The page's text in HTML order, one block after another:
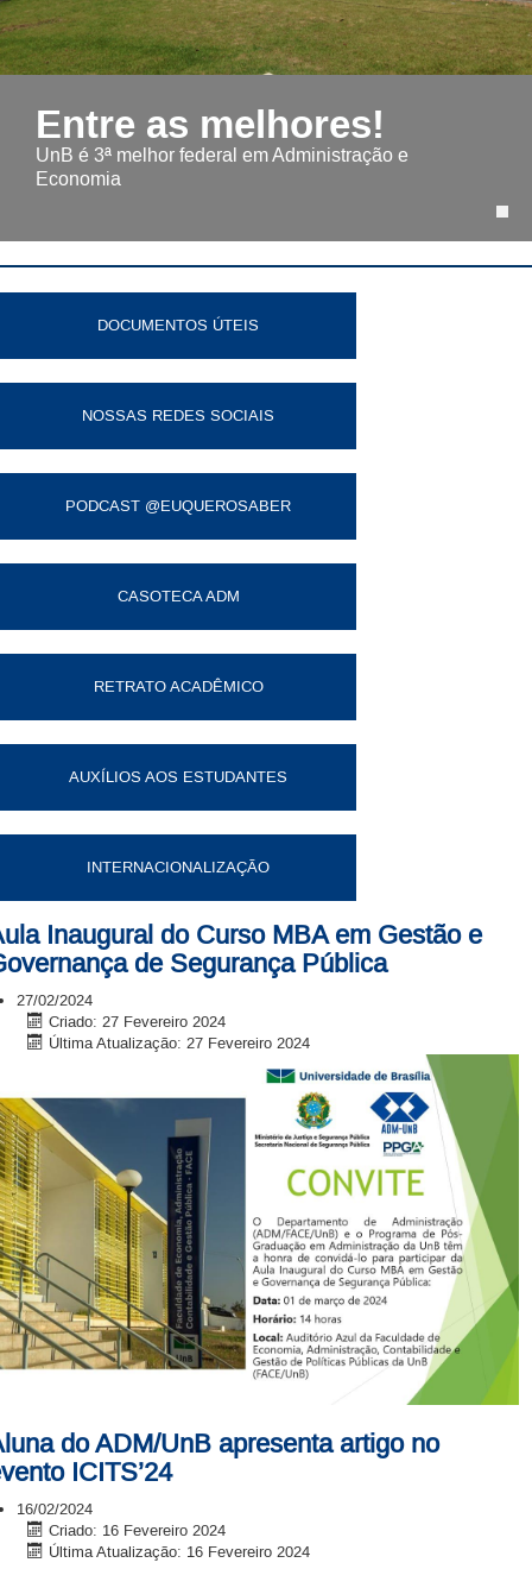
Entre as melhores!
UnB é 3ª melhor federal em Administração e
Economia
DOCUMENTOS ÚTEIS
NOSSAS REDES SOCIAIS
PODCAST @EUQUEROSABER
CASOTECA ADM
RETRATO ACADÊMICO
AUXÍLIOS AOS ESTUDANTES
INTERNACIONALIZAÇÃO
Inaugural do Curso MBA em Gestão e
de Segurança Pública
27/02/2024
Criado: 27 Fevereiro 2024
Última Atualização: 27 Fevereiro 2024
do ADM/UnB apresenta artigo no
ICITS’24
16/02/2024
Criado: 16 Fevereiro 2024
Última Atualização: 16 Fevereiro 2024